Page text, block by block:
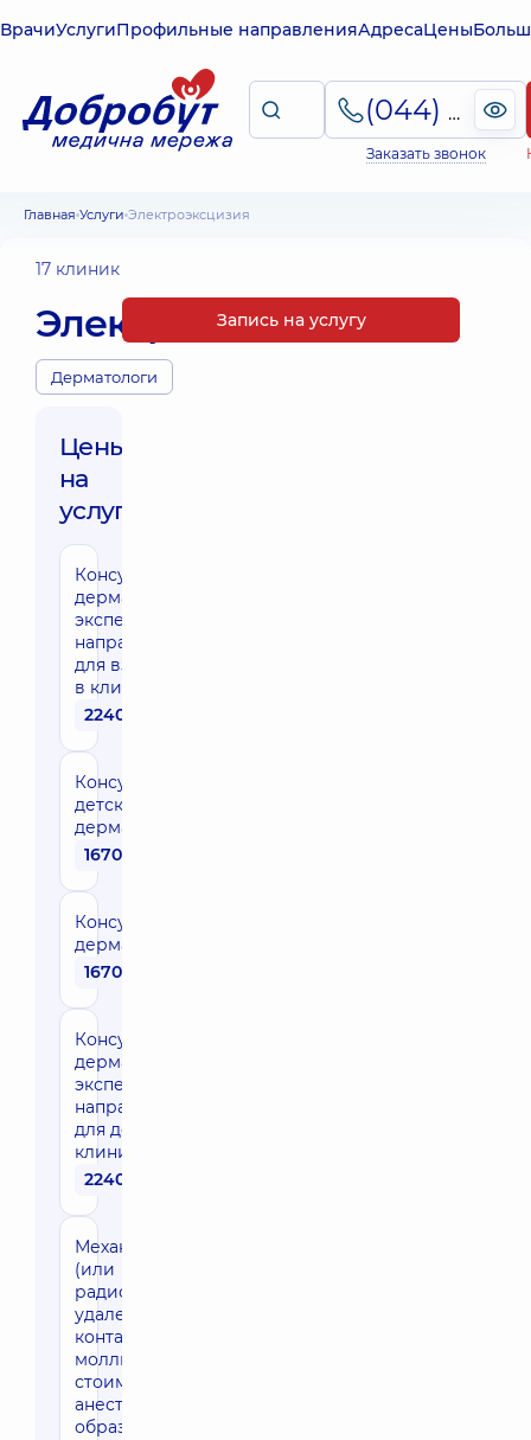
ВрачиУслугиПрофильные направленияАдресаЦены
(044) 495-2-888
Заказать звонок
Главная Услуги Электроэксцизия
17 клиник
Электроэксцизия
Дерматологи
Цены
на
услуги:
Консультация
дерматолога
эксперта
направления
для взрослых
в клинике
2240 грн
Консультация
детского
дерматолога
1670 грн
Консультация
дерматовенеролога
1670 грн
Консультация
дерматолога
эксперта
направления
для детей в
клинике
2240 грн
Механическое
(или
радиоволновое)
удаление
контагиозных
моллюсков (без
стоимости
анестезии), 11-20
образований
Запись на услугу